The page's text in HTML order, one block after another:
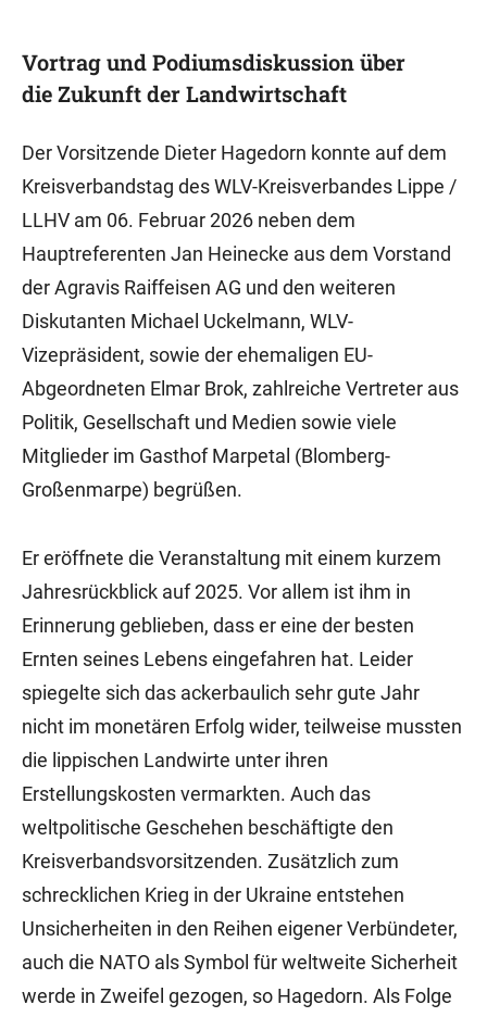
Vortrag und Podiumsdiskussion über
die Zukunft der Landwirtschaft
Der Vorsitzende Dieter Hagedorn konnte auf dem
Kreisverbandstag des WLV-Kreisverbandes Lippe /
LLHV am 06. Februar 2026 neben dem
Hauptreferenten Jan Heinecke aus dem Vorstand
der Agravis Raiffeisen AG und den weiteren
Diskutanten Michael Uckelmann, WLV-
Vizepräsident, sowie der ehemaligen EU-
Abgeordneten Elmar Brok, zahlreiche Vertreter aus
Politik, Gesellschaft und Medien sowie viele
Mitglieder im Gasthof Marpetal (Blomberg-
Großenmarpe) begrüßen.
Er eröffnete die Veranstaltung mit einem kurzem
Jahresrückblick auf 2025. Vor allem ist ihm in
Erinnerung geblieben, dass er eine der besten
Ernten seines Lebens eingefahren hat. Leider
spiegelte sich das ackerbaulich sehr gute Jahr
nicht im monetären Erfolg wider, teilweise mussten
die lippischen Landwirte unter ihren
Erstellungskosten vermarkten. Auch das
weltpolitische Geschehen beschäftigte den
Kreisverbandsvorsitzenden. Zusätzlich zum
schrecklichen Krieg in der Ukraine entstehen
Unsicherheiten in den Reihen eigener Verbündeter,
auch die NATO als Symbol für weltweite Sicherheit
werde in Zweifel gezogen, so Hagedorn. Als Folge